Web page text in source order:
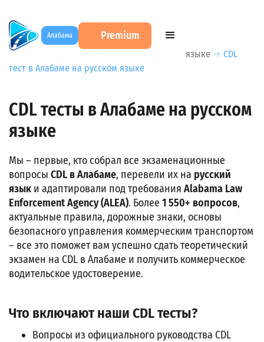
Алабама Premium
DMV Test на русском CDL Test на русском языке → CDL
тест в Алабаме на русском языке
CDL тесты в Алабаме на русском
языке
Мы – первые, кто собрал все экзаменационные
вопросы CDL в Алабаме, перевели их на русский
язык и адаптировали под требования Alabama Law
Enforcement Agency (ALEA). Более 1 550+ вопросов,
актуальные правила, дорожные знаки, основы
безопасного управления коммерческим транспортом
– все это поможет вам успешно сдать теоретический
экзамен на CDL в Алабаме и получить коммерческое
водительское удостоверение.
Что включают наши CDL тесты?
Вопросы из официального руководства CDL